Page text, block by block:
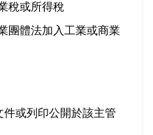
稅或所得稅
團體法加入工業或商業
或列印公開於該主管